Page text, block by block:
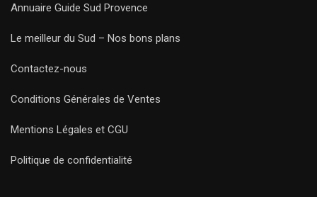
Annuaire Guide Sud Provence
Le meilleur du Sud – Nos bons plans
Contactez-nous
Conditions Générales de Ventes
Mentions Légales et CGU
Politique de confidentialité